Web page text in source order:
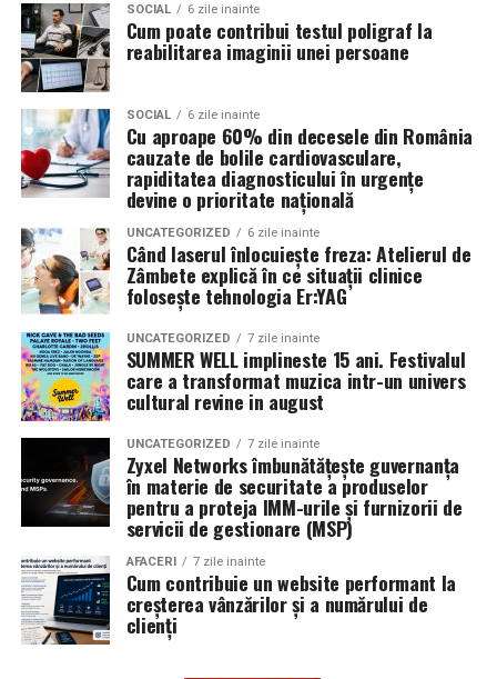
PIZZERIA VOLARE; MERLIN’S; DOWNTOWN FITNESS
MATEI BASARAB; THE COFFEE HOUSE; CLAUMAR
PESCAR; UNIVERSITATEA DE ȘTIINȚE AGRONOMICE
ȘI MEDICINĂ VETERINARĂ BUCUREȘTI
Parteneri: AUTO ITALIA IMPEX SRL; KGM BUCUREȘTI
– SMT PALLADY; RAZELM LUXURY RESORT –
JURILOVCA; SCEMTOVICI & BENOWITZ GALLERY;
CREATIVE AVOCADOS; ALCHEMICO.
Partener social: Asociația „România Zâmbește”.
Distribuitor:
T.R.I.B.E. Films
www.facebook.com/TribeFilms.ro–
www.instagram.com/tribefilms.ro/
Partener media principal:VIRGIN RADIO ROMANIA
Parteneri media:CineFan,News.ro,Zile și
Cinemap,Revista
FILM,Playtech,Happ.ro,Cinefilia
Daily
Magazine,Filme-carti,MovieNews,The
Movienator
Munteanu
construită prin experiențe simple, autentice și
replicabile, care îi implică pe toți membrii comunității.
Proiectul Eyes-Shut se încheie oficial, însă impactul său
continuă prin comunitățile implicate și prin resursele
puse la dispoziția publicului, invitând organizațiile și
instituțiile interesate să ducă mai departe acest tip de
experiență în propriile contexte locale.
Pentru informații suplimentare despre proiect și
rezultate:
🌐http://eyes-shut.forzajuniorcostuleni.ro
acsfjc@gmail.com
SOCIAL 6 zile inainte
Cum poate contribui testul poligraf la
reabilitarea imaginii unei persoane
SOCIAL 6 zile inainte
Cu aproape 60% din decesele din România
cauzate de bolile cardiovasculare,
rapiditatea diagnosticului în urgențe
devine o prioritate națională
UNCATEGORIZED 6 zile inainte
Când laserul înlocuiește freza: Atelierul de
Zâmbete explică în ce situații clinice
folosește tehnologia Er:YAG
UNCATEGORIZED 7 zile inainte
SUMMER WELL implineste 15 ani. Festivalul
care a transformat muzica intr-un univers
cultural revine in august
UNCATEGORIZED 7 zile inainte
Zyxel Networks îmbunătățește guvernanța
în materie de securitate a produselor
pentru a proteja IMM-urile și furnizorii de
servicii de gestionare (MSP)
AFACERI 7 zile inainte
Cum contribuie un website performant la
creșterea vânzărilor și a numărului de
clienți